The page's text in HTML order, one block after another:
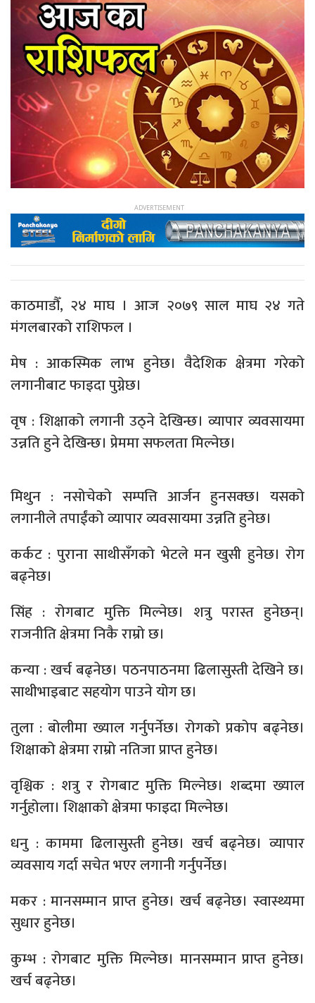
काठमाडौँ, २४ माघ । आज २०७९ साल माघ २४ गते
मंगलबारको राशिफल ।
मेष : आकस्मिक लाभ हुनेछ। वैदेशिक क्षेत्रमा गरेको
लगानीबाट फाइदा पुग्नेछ।
वृष : शिक्षाको लगानी उठ्ने देखिन्छ। व्यापार व्यवसायमा
उन्नति हुने देखिन्छ। प्रेममा सफलता मिल्नेछ।
मिथुन : नसोचेको सम्पत्ति आर्जन हुनसक्छ। यसको
लगानीले तपाईंको व्यापार व्यवसायमा उन्नति हुनेछ।
कर्कट : पुराना साथीसँगको भेटले मन खुसी हुनेछ। रोग
बढ्नेछ।
सिंह : रोगबाट मुक्ति मिल्नेछ। शत्रु परास्त हुनेछन्।
राजनीति क्षेत्रमा निकै राम्रो छ।
कन्या : खर्च बढ्नेछ। पठनपाठनमा ढिलासुस्ती देखिने छ।
साथीभाइबाट सहयोग पाउने योग छ।
तुला : बोलीमा ख्याल गर्नुपर्नेछ। रोगको प्रकोप बढ्नेछ।
शिक्षाको क्षेत्रमा राम्रो नतिजा प्राप्त हुनेछ।
वृश्चिक : शत्रु र रोगबाट मुक्ति मिल्नेछ। शब्दमा ख्याल
गर्नुहोला। शिक्षाको क्षेत्रमा फाइदा मिल्नेछ।
धनु : काममा ढिलासुस्ती हुनेछ। खर्च बढ्नेछ। व्यापार
व्यवसाय गर्दा सचेत भएर लगानी गर्नुपर्नेछ।
मकर : मानसम्मान प्राप्त हुनेछ। खर्च बढ्नेछ। स्वास्थ्यमा
सुधार हुनेछ।
कुम्भ : रोगबाट मुक्ति मिल्नेछ। मानसम्मान प्राप्त हुनेछ।
खर्च बढ्नेछ।